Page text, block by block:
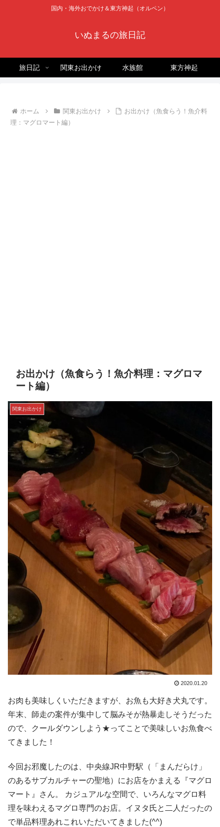
国内・海外おでかけ＆東方神起（オルペン）
いぬまるの旅日記
旅日記 関東お出かけ 水族館 東方神起
ホーム 関東お出かけ
お出かけ（魚食らう！魚介料
理：マグロマート編）
お出かけ（魚食らう！魚介料理：マグロマ
ート編）
関東お出かけ
2020.01.20
お肉も美味しくいただきますが、お魚も大好き犬丸です。
年末、師走の案件が集中して脳みそが熱暴走しそうだった
ので、クールダウンしよう★ってことで美味しいお魚食べ
てきました！
今回お邪魔したのは、中央線JR中野駅（「まんだらけ」
のあるサブカルチャーの聖地）にお店をかまえる『マグロ
マート』さん。 カジュアルな空間で、いろんなマグロ料
理を味わえるマグロ専門のお店。イヌタ氏と二人だったの
で単品料理あれこれいただいてきました(^^)